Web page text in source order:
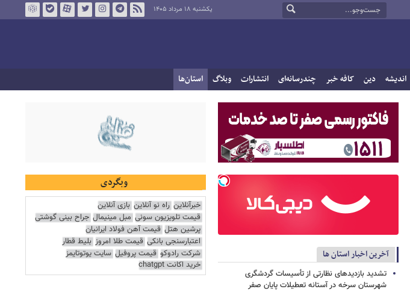
یکشنبه ۱۸ مرداد ۱۴۰۵
اندیشه دین کافه خبر چندرسانه‌ای انتشارات وبلاگ استان‌ها
آخرین اخبار استان ها
تشدید بازدیدهای نظارتی از تأسیسات گردشگری
شهرستان سرخه در آستانه تعطیلات پایان صفر
وبگردی
خبرآنلاین راه نو آنلاین بازی آنلاین
قیمت تلویزیون سونی مبل مینیمال جراح بینی گوشتی
پرشین هتل قیمت آهن فولاد ایرانیان
اعتبارسنجی بانکی قیمت طلا امروز بلیط قطار
شرکت رادوکو قیمت پروفیل سایت یوتوتایمز
خرید اکانت chatgpt